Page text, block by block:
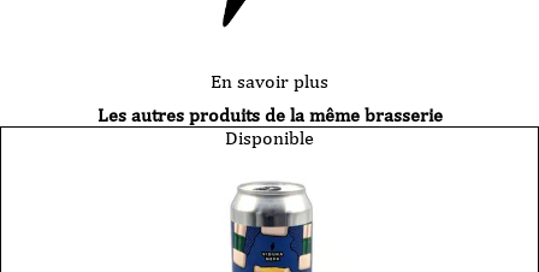
En savoir plus
Les autres produits de la même brasserie
Disponible